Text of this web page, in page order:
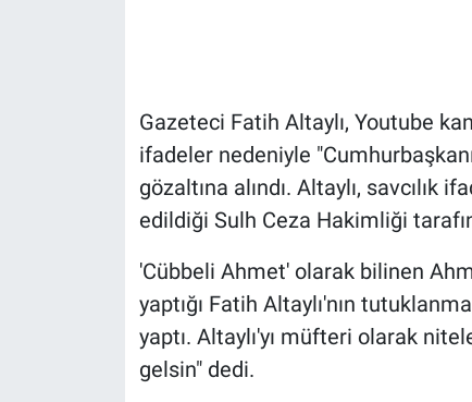
Gazeteci Fatih Altaylı, Youtube
ifadeler nedeniyle
gözaltına alındı. Altaylı,
edildiği Sulh Ceza Hakimliği
'Cübbeli Ahmet' olarak bilinen
yaptığı Fatih Altaylı'nın
yaptı. Altaylı'yı müfteri olarak
gelsin" dedi.
Koronavirüs
Kültür Sanat